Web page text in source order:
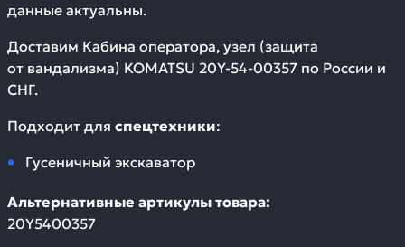
данные актуальны.
Доставим Кабина оператора, узел (защита
от вандализма) KOMATSU 20Y-54-00357 по России и
СНГ.
Подходит для спецтехники:
Гусеничный экскаватор
Альтернативные артикулы товара:
20Y5400357